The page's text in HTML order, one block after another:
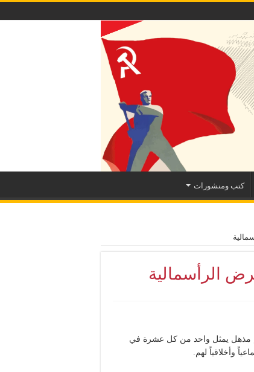
كتب ومنشورات
الرأسمالية
رقم مذهل يمثل واحد من كل عشرة في
وأخلاقياً لهم.